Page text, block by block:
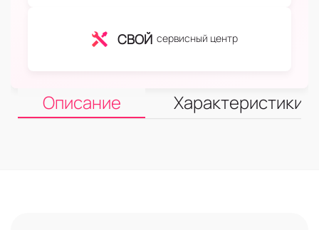
СВОЙ сервисный центр
Описание Характеристики